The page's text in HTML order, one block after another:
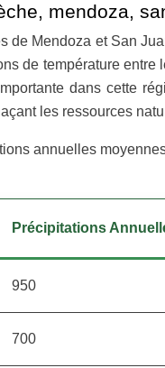
mendoza,
de Mendoza et San
de température
dans cette
les ressources
annuelles
Précipitations
950
700